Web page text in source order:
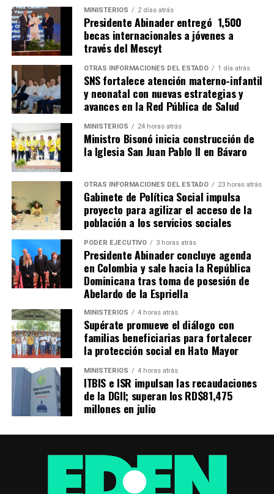
MINISTERIOS 2 días atrás
Presidente Abinader entregó 1,500
becas internacionales a jóvenes a
través del Mescyt
OTRAS INFORMACIONES DEL ESTADO 1 día atrás
SNS fortalece atención materno-infantil
y neonatal con nuevas estrategias y
avances en la Red Pública de Salud
MINISTERIOS 24 horas atrás
Ministro Bisonó inicia construcción de
la Iglesia San Juan Pablo II en Bávaro
OTRAS INFORMACIONES DEL ESTADO 23 horas atrás
Gabinete de Política Social impulsa
proyecto para agilizar el acceso de la
población a los servicios sociales
PODER EJECUTIVO 3 horas atrás
Presidente Abinader concluye agenda
en Colombia y sale hacia la República
Dominicana tras toma de posesión de
Abelardo de la Espriella
MINISTERIOS 4 horas atrás
Supérate promueve el diálogo con
familias beneficiarias para fortalecer
la protección social en Hato Mayor
MINISTERIOS 4 horas atrás
ITBIS e ISR impulsan las recaudaciones
de la DGII; superan los RD$81,475
millones en julio